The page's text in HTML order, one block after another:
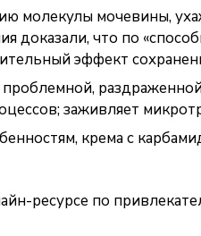
молекулы мочевины,
доказали, что по
эффект
заживляет
крема с
ресурсе по